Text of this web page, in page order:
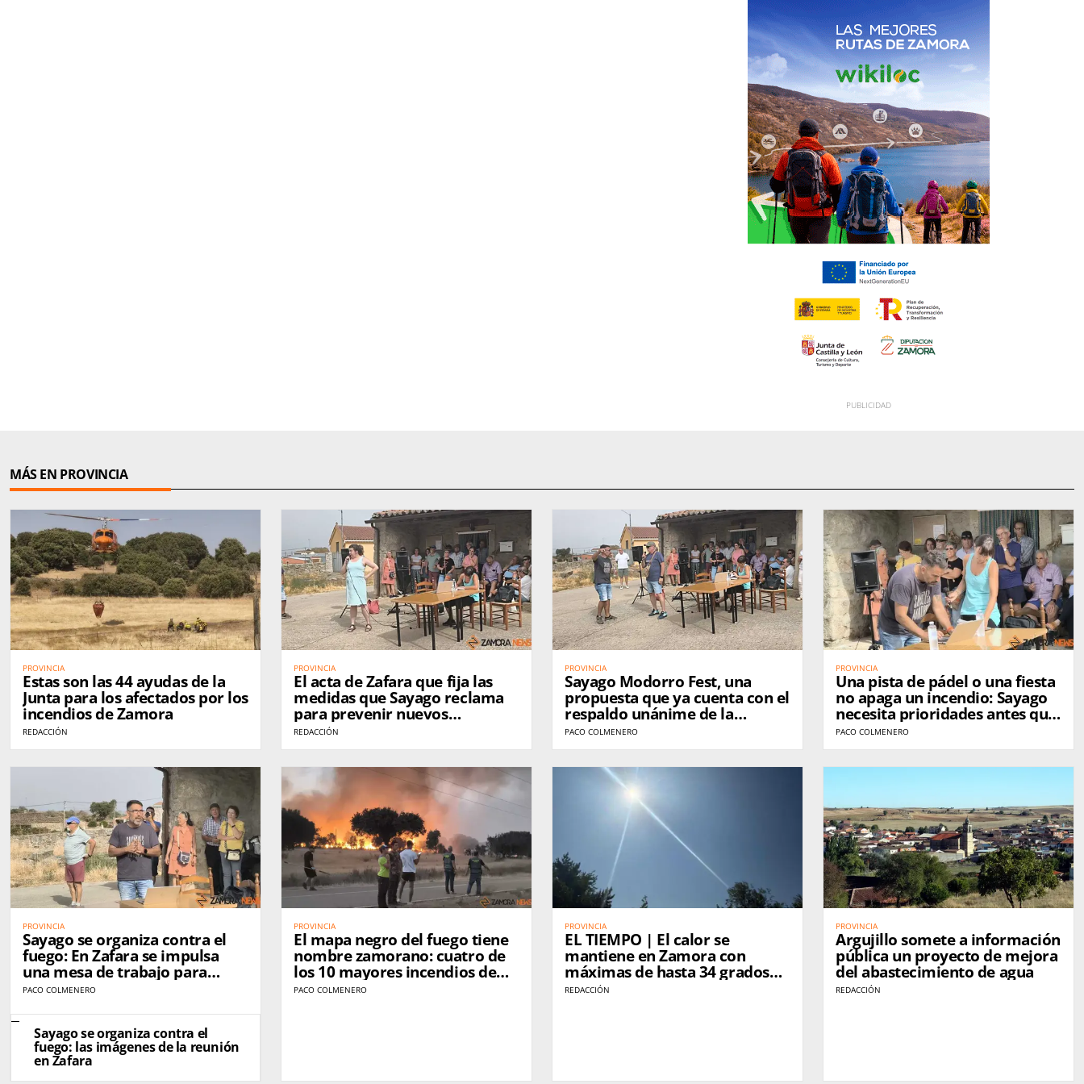
MÁS EN PROVINCIA
PROVINCIA
Estas son las 44 ayudas de la
Junta para los afectados por los
incendios de Zamora
REDACCIÓN
PROVINCIA
El acta de Zafara que fija las
medidas que Sayago reclama
para prevenir nuevos
incendios
REDACCIÓN
PROVINCIA
Sayago Modorro Fest, una
propuesta que ya cuenta con el
respaldo unánime de la
asamblea
PACO COLMENERO
PROVINCIA
Una pista de pádel o una fiesta
no apaga un incendio: Sayago
necesita prioridades antes que
promesas
PACO COLMENERO
PROVINCIA
Sayago se organiza contra el
fuego: En Zafara se impulsa
una mesa de trabajo para
exigir prevención antes de que
PACO COLMENERO
Sayago se organiza contra el
fuego: las imágenes de la reunión
en Zafara
PROVINCIA
El mapa negro del fuego tiene
nombre zamorano: cuatro de
los 10 mayores incendios de
España en una década
PACO COLMENERO
PROVINCIA
EL TIEMPO | El calor se
mantiene en Zamora con
máximas de hasta 34 grados
durante el fin de semana
REDACCIÓN
PROVINCIA
Argujillo somete a información
pública un proyecto de mejora
del abastecimiento de agua
REDACCIÓN